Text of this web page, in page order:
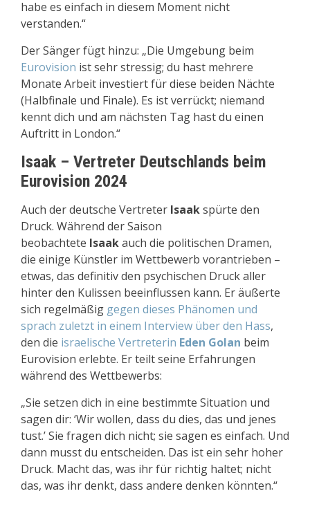
habe es einfach in diesem Moment nicht
verstanden.“
Der Sänger fügt hinzu: „Die Umgebung beim
Eurovision ist sehr stressig; du hast mehrere
Monate Arbeit investiert für diese beiden Nächte
(Halbfinale und Finale). Es ist verrückt; niemand
kennt dich und am nächsten Tag hast du einen
Auftritt in London.“
Isaak – Vertreter Deutschlands beim
Eurovision 2024
Auch der deutsche Vertreter Isaakspürte den
Druck. Während der Saison
beobachtete Isaakauch die politischen Dramen,
die einige Künstler im Wettbewerb vorantrieben –
etwas, das definitiv den psychischen Druck aller
hinter den Kulissen beeinflussen kann. Er äußerte
sich regelmäßig gegen dieses Phänomen und
sprach zuletzt in einem Interview über den Hass,
den die israelische Vertreterin Eden Golan beim
Eurovision erlebte. Er teilt seine Erfahrungen
während des Wettbewerbs:
„Sie setzen dich in eine bestimmte Situation und
sagen dir: ‘Wir wollen, dass du dies, das und jenes
tust.’ Sie fragen dich nicht; sie sagen es einfach. Und
dann musst du entscheiden. Das ist ein sehr hoher
Druck. Macht das, was ihr für richtig haltet; nicht
das, was ihr denkt, dass andere denken könnten.“